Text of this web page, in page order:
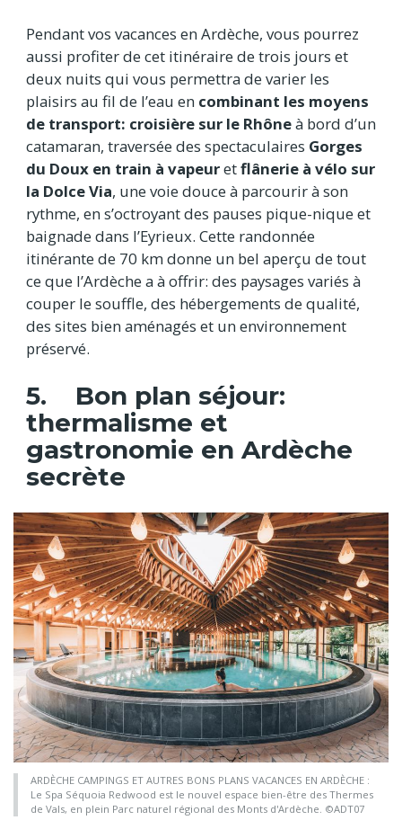
Pendant vos vacances en Ardèche, vous pourrez
aussi profiter de cet itinéraire de trois jours et
deux nuits qui vous permettra de varier les
plaisirs au fil de l’eau en combinant les moyens
de transport: croisière sur le Rhôneà bord d’un
catamaran, traversée des spectaculaires Gorges
du Doux en train à vapeuretflânerie à vélo sur
la Dolce Via, une voie douce à parcourir à son
rythme, en s’octroyant des pauses pique-nique et
baignade dans l’Eyrieux. Cette randonnée
itinérante de 70 km donne un bel aperçu de tout
ce que l’Ardèche a à offrir: des paysages variés à
couper le souffle, des hébergements de qualité,
des sites bien aménagés et un environnement
préservé.
5. Bon plan séjour:
thermalisme et
gastronomie en Ardèche
secrète
ARDÈCHE CAMPINGS ET AUTRES BONS PLANS VACANCES EN ARDÈCHE :
Le Spa Séquoia Redwood est le nouvel espace bien-être des Thermes
de Vals, en plein Parc naturel régional des Monts d'Ardèche. ©ADT07